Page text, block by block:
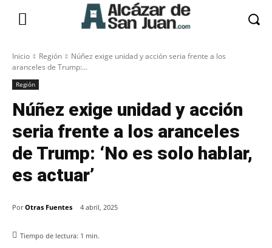
Inicio Región
Núñez exige unidad y acción seria frente a los
aranceles de Trump:...
Región
Núñez exige unidad y acción
seria frente a los aranceles
de Trump: ‘No es solo hablar,
es actuar’
Por Otras Fuentes 4 abril, 2025
Tiempo de lectura: 1 min.